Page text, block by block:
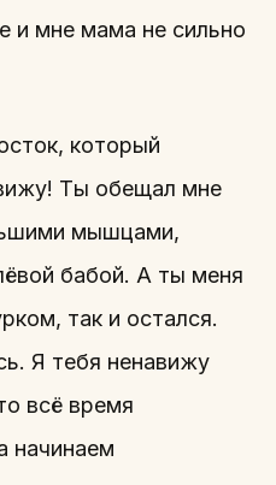
и мне мама не сильно
который
Ты обещал мне
мышцами,
бабой. А ты меня
так и остался.
Я тебя ненавижу
всё время
начинаем